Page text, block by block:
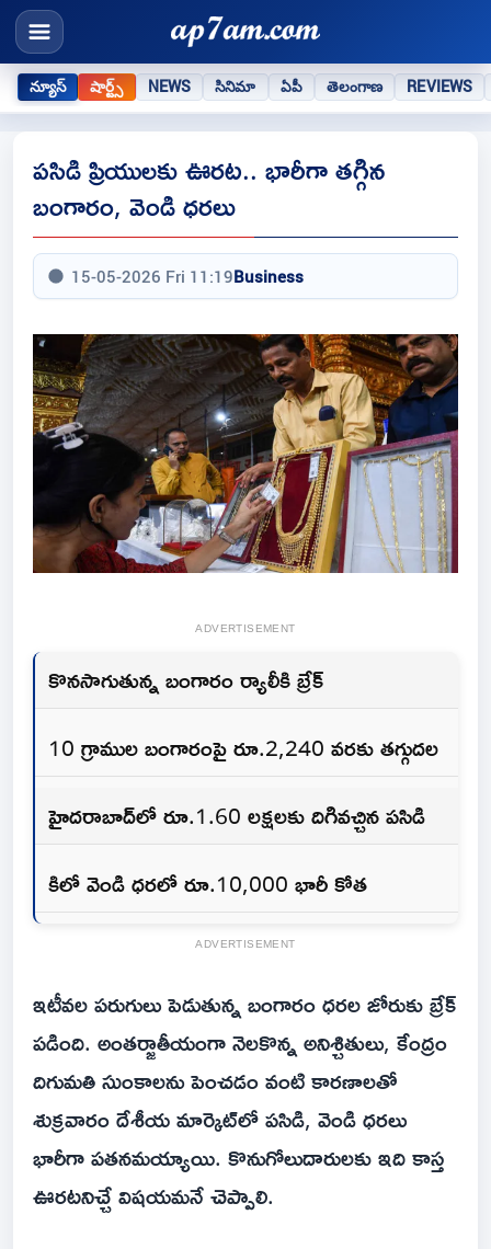
న్యూస్ షార్ట్స్ NEWS సినిమా ఏపీ తెలంగాణ REVIEWS
పసిడి ప్రియులకు ఊరట.. భారీగా తగ్గిన
బంగారం, వెండి ధరలు
15-05-2026 Fri 11:19Business
ADVERTISEMENT
కొనసాగుతున్న బంగారం ర్యాలీకి బ్రేక్
10 గ్రాముల బంగారంపై రూ.2,240 వరకు తగ్గుదల
హైదరాబాద్‌లో రూ.1.60 లక్షలకు దిగివచ్చిన పసిడి
కిలో వెండి ధరలో రూ.10,000 భారీ కోత
ADVERTISEMENT
ఇటీవ‌ల‌ పరుగులు పెడుతున్న బంగారం ధరల జోరుకు బ్రేక్
పడింది. అంతర్జాతీయంగా నెలకొన్న అనిశ్చితులు, కేంద్రం
దిగుమతి సుంకాలను పెంచడం వంటి కారణాలతో
శుక్రవారం దేశీయ మార్కెట్‌లో పసిడి, వెండి ధరలు
భారీగా పతనమయ్యాయి. కొనుగోలుదారులకు ఇది కాస్త
ఊరటనిచ్చే విషయమనే చెప్పాలి.